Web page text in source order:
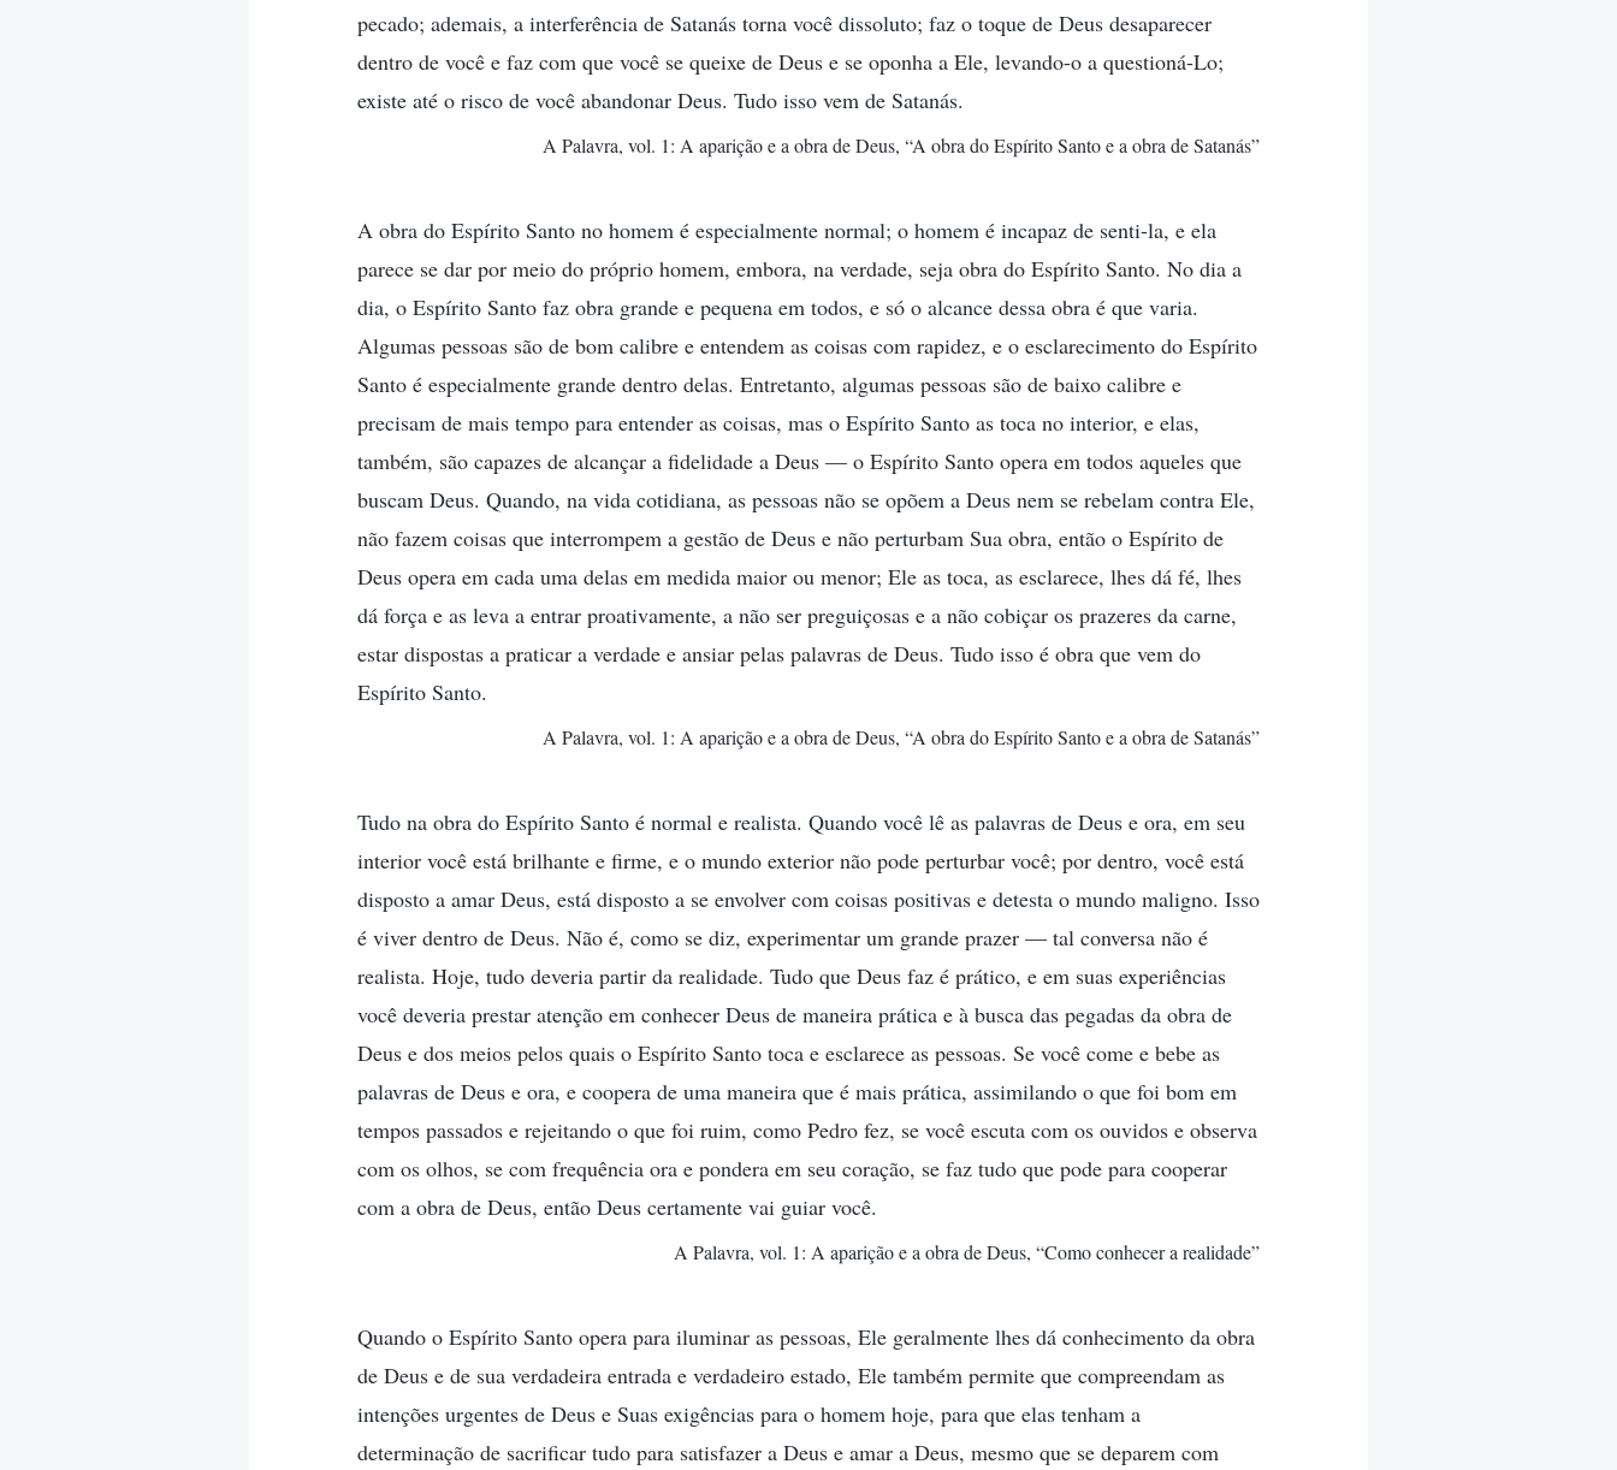
pecado; ademais, a interferência de Satanás torna você dissoluto; faz o toque de Deus desaparecer
dentro de você e faz com que você se queixe de Deus e se oponha a Ele, levando-o a questioná-Lo;
existe até o risco de você abandonar Deus. Tudo isso vem de Satanás.
A Palavra, vol. 1: A aparição e a obra de Deus, “A obra do Espírito Santo e a obra de Satanás”
A obra do Espírito Santo no homem é especialmente normal; o homem é incapaz de senti-la, e ela
parece se dar por meio do próprio homem, embora, na verdade, seja obra do Espírito Santo. No dia a
dia, o Espírito Santo faz obra grande e pequena em todos, e só o alcance dessa obra é que varia.
Algumas pessoas são de bom calibre e entendem as coisas com rapidez, e o esclarecimento do Espírito
Santo é especialmente grande dentro delas. Entretanto, algumas pessoas são de baixo calibre e
precisam de mais tempo para entender as coisas, mas o Espírito Santo as toca no interior, e elas,
também, são capazes de alcançar a fidelidade a Deus — o Espírito Santo opera em todos aqueles que
buscam Deus. Quando, na vida cotidiana, as pessoas não se opõem a Deus nem se rebelam contra Ele,
não fazem coisas que interrompem a gestão de Deus e não perturbam Sua obra, então o Espírito de
Deus opera em cada uma delas em medida maior ou menor; Ele as toca, as esclarece, lhes dá fé, lhes
dá força e as leva a entrar proativamente, a não ser preguiçosas e a não cobiçar os prazeres da carne,
estar dispostas a praticar a verdade e ansiar pelas palavras de Deus. Tudo isso é obra que vem do
Espírito Santo.
A Palavra, vol. 1: A aparição e a obra de Deus, “A obra do Espírito Santo e a obra de Satanás”
Tudo na obra do Espírito Santo é normal e realista. Quando você lê as palavras de Deus e ora, em seu
interior você está brilhante e firme, e o mundo exterior não pode perturbar você; por dentro, você está
disposto a amar Deus, está disposto a se envolver com coisas positivas e detesta o mundo maligno. Isso
é viver dentro de Deus. Não é, como se diz, experimentar um grande prazer — tal conversa não é
realista. Hoje, tudo deveria partir da realidade. Tudo que Deus faz é prático, e em suas experiências
você deveria prestar atenção em conhecer Deus de maneira prática e à busca das pegadas da obra de
Deus e dos meios pelos quais o Espírito Santo toca e esclarece as pessoas. Se você come e bebe as
palavras de Deus e ora, e coopera de uma maneira que é mais prática, assimilando o que foi bom em
tempos passados e rejeitando o que foi ruim, como Pedro fez, se você escuta com os ouvidos e observa
com os olhos, se com frequência ora e pondera em seu coração, se faz tudo que pode para cooperar
com a obra de Deus, então Deus certamente vai guiar você.
A Palavra, vol. 1: A aparição e a obra de Deus, “Como conhecer a realidade”
Quando o Espírito Santo opera para iluminar as pessoas, Ele geralmente lhes dá conhecimento da obra
de Deus e de sua verdadeira entrada e verdadeiro estado, Ele também permite que compreendam as
intenções urgentes de Deus e Suas exigências para o homem hoje, para que elas tenham a
determinação de sacrificar tudo para satisfazer a Deus e amar a Deus, mesmo que se deparem com